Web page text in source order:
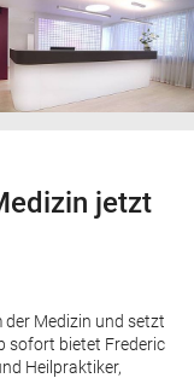
jetzt
der Medizin und setzt
sofort bietet Frederic
Heilpraktiker,